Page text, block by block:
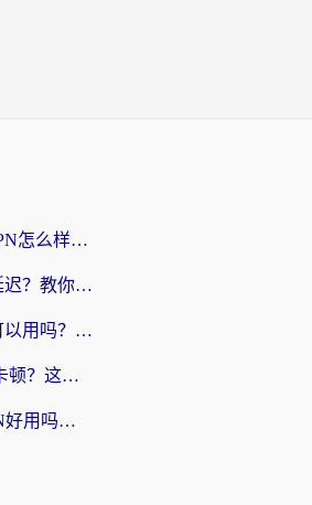
海外党必看：Astrill VPN怎么样？3步选对回国加速器实现无缝刷剧玩游戏
海外追剧卡顿、游戏延迟？教你选回国加速器，附免费加速器试用一小时福利
国外连回国内加速器可以用吗？海外党亲测实用指南，解决追剧游戏卡顿难题
海外看CCTV5直播总卡顿？这篇指南教你选对回国加速器，无缝刷国内资源
海外党必看：云极VPN好用吗？和uuVPN对比哪个回国效果更好？附真实体验+避坑指南